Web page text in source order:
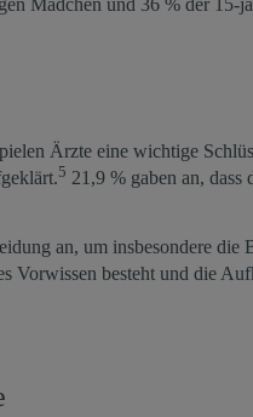
Mädchen und 36 % der 15-
Ärzte eine wichtige
5 21,9 % gaben an,
an, um insbesondere die
besteht und die